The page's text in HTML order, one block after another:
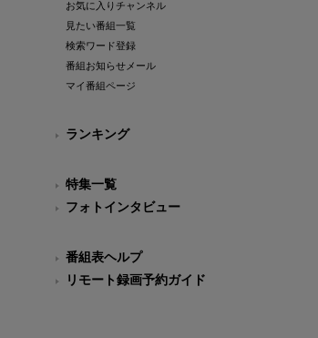
お気に入りチャンネル
見たい番組一覧
検索ワード登録
番組お知らせメール
マイ番組ページ
ランキング
特集一覧
フォトインタビュー
番組表ヘルプ
リモート録画予約ガイド